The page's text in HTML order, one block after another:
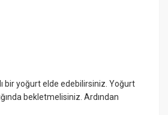
bir yoğurt elde edebilirsiniz. Yoğurt
bekletmelisiniz. Ardından